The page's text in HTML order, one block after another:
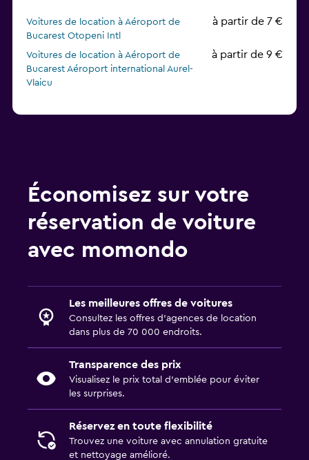
Voitures de location à Aéroport de
Bucarest Otopeni Intl
à partir de 7 €
Voitures de location à Aéroport de
Bucarest Aéroport international Aurel-
Vlaicu
à partir de 9 €
Économisez sur votre
réservation de voiture
avec momondo
Les meilleures offres de voitures
Consultez les offres d’agences de location
dans plus de 70 000 endroits.
Transparence des prix
Visualisez le prix total d’emblée pour éviter
les surprises.
Réservez en toute flexibilité
Trouvez une voiture avec annulation gratuite
et nettoyage amélioré.